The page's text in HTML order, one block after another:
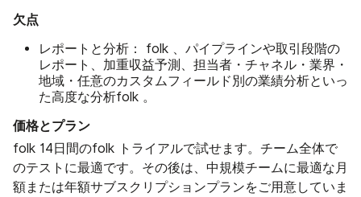
欠点
レポートと分析：
folk 、パイプラインや取引段階の
レポート、加重収益予測、担当者・チャネル・業界・
地域・任意のカスタムフィールド別の業績分析といっ
た高度な分析folk 。
価格とプラン
folk 14日間のfolk トライアルで試せます。チーム全体で
のテストに最適です。その後は、中規模チームに最適な月
額または年額サブスクリプションプランをご用意していま